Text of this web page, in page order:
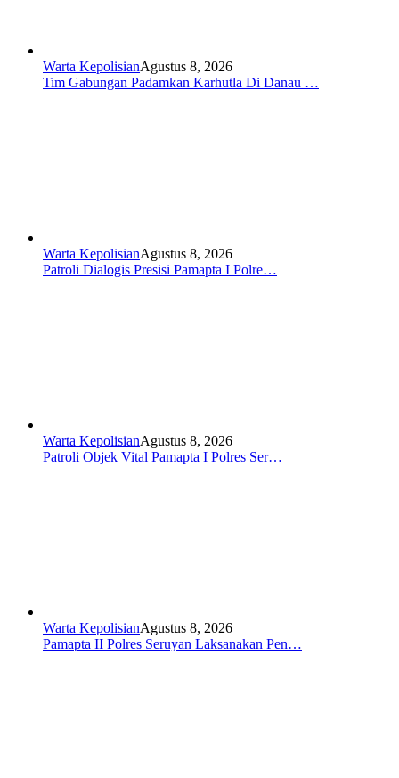
Warta KepolisianAgustus 8, 2026
Tim Gabungan Padamkan Karhutla Di Danau …
Warta KepolisianAgustus 8, 2026
Patroli Dialogis Presisi Pamapta I Polre…
Warta KepolisianAgustus 8, 2026
Patroli Objek Vital Pamapta I Polres Ser…
Warta KepolisianAgustus 8, 2026
Pamapta II Polres Seruyan Laksanakan Pen…